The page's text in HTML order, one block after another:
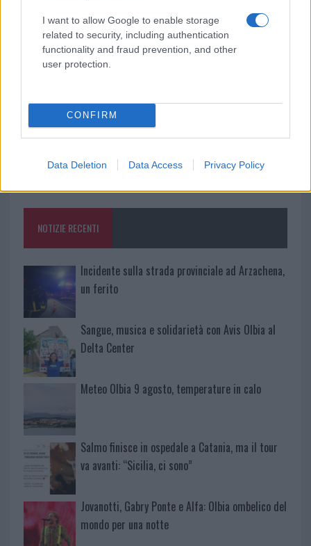
I want to allow Google to enable storage
related to security, including authentication
functionality and fraud prevention, and other
user protection.
CONFIRM
Data Deletion Data Access Privacy Policy
daGoogle News
Condividi l'articolo
F
a
b
o
o
k
T
w
te
r
Pi
n
re
st
W
h
s
A
p
S
re
Prossimo articolo
NOTIZIE RECENTI
Incidente sulla strada provinciale ad Arzachena,
un ferito
Sangue, musica e solidarietà con Avis Olbia al
Delta Center
Meteo Olbia 9 agosto, temperature in calo
Salmo finisce in ospedale a Catania, ma il tour
va avanti: “Sicilia, ci sono”
Jovanotti, Gabry Ponte e Alfa: Olbia ombelico del
mondo per una notte